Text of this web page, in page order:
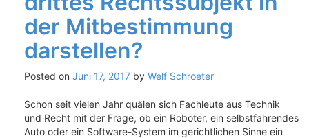
der Mitbestimmung
darstellen?
Posted on Juni 17, 2017 by Welf Schroeter
Schon seit vielen Jahr quälen sich Fachleute aus Technik
und Recht mit der Frage, ob ein Roboter, ein selbstfahrendes
Auto oder ein Software-System im gerichtlichen Sinne ein